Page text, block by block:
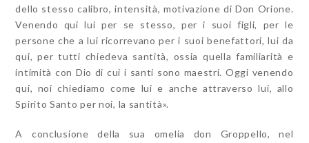
dello stesso calibro, intensità, motivazione di Don Orione.
Venendo qui lui per se stesso, per i suoi figli, per le
persone che a lui ricorrevano per i suoi benefattori, lui da
qui, per tutti chiedeva santità, ossia quella familiarità e
intimità con Dio di cui i santi sono maestri. Oggi venendo
qui, noi chiediamo come lui e anche attraverso lui, allo
Spirito Santo per noi, la santità».
A conclusione della sua omelia don Groppello, nel